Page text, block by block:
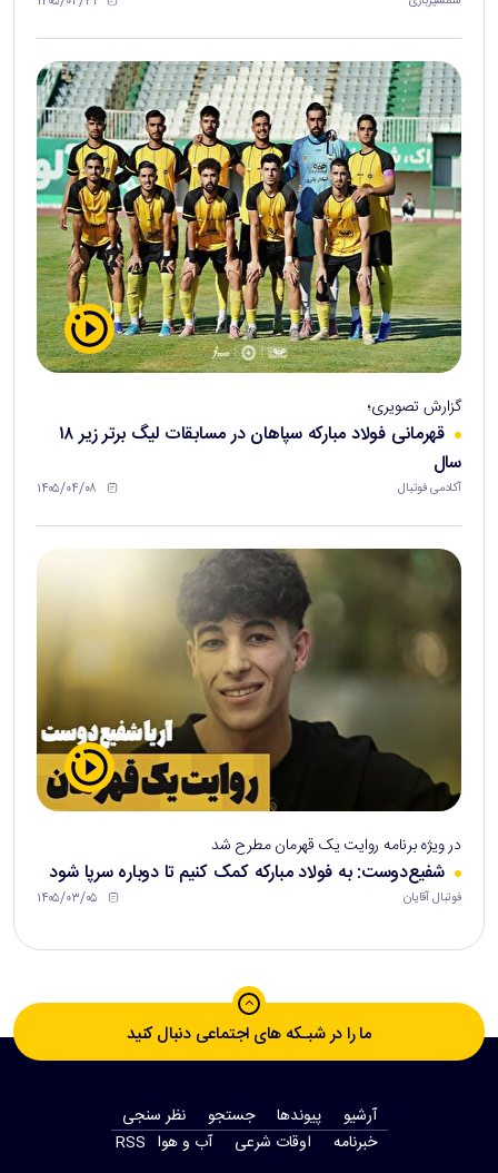
گزارش تصویری؛
قهرمانی فولاد مبارکه سپاهان در مسابقات لیگ برتر زیر ۱۸
سال
آکادمی فوتبال ۱۴۰۵/۰۴/۰۸
در ویژه برنامه روایت یک قهرمان مطرح شد
شفیع‌دوست: به فولاد مبارکه کمک کنیم تا دوباره سرپا شود
فوتبال آقایان ۱۴۰۵/۰۳/۰۵
ما را در شبـکه های اجتماعی دنبال کنید
آرشیو پیوندها جستجو
نظر سنجی
‫خبرنامه‬
اوقات شرعی آب و هوا RSS